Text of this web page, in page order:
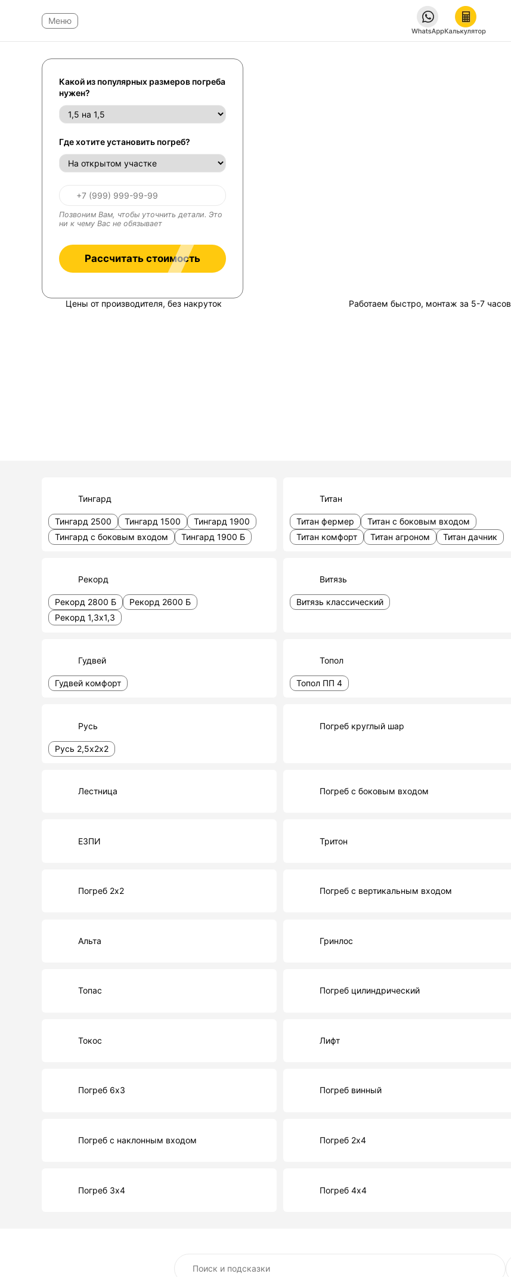
Какой из популярных размеров погреба
нужен?
Где хотите установить погреб?
Позвоним Вам, чтобы уточнить детали. Это
ни к чему Вас не обязывает
Рассчитать стоимость
Цены от производителя, без накруток Работаем быстро, монтаж за 5-7 часов
Тингард
Тингард 2500 Тингард 1500
Тингард 1900
Тингард с боковым входом
Тингард 1900 Б
Титан
Титан фермер
Титан с боковым входом
Титан комфорт
Титан агроном Титан дачник
Рекорд
Рекорд 2800 Б
Рекорд 2600 Б
Рекорд 1,3х1,3
Витязь
Витязь классический
Гудвей
Гудвей комфорт
Топол
Топол ПП 4
Русь
Русь 2,5х2х2
Погреб круглый шар
Лестница Погреб с боковым входом
ЕЗПИ Тритон
Погреб 2х2 Погреб с вертикальным входом
Альта Гринлос
Топас Погреб цилиндрический
Токос Лифт
Погреб 6х3 Погреб винный
Погреб с наклонным входом Погреб 2х4
Погреб 3х4 Погреб 4х4